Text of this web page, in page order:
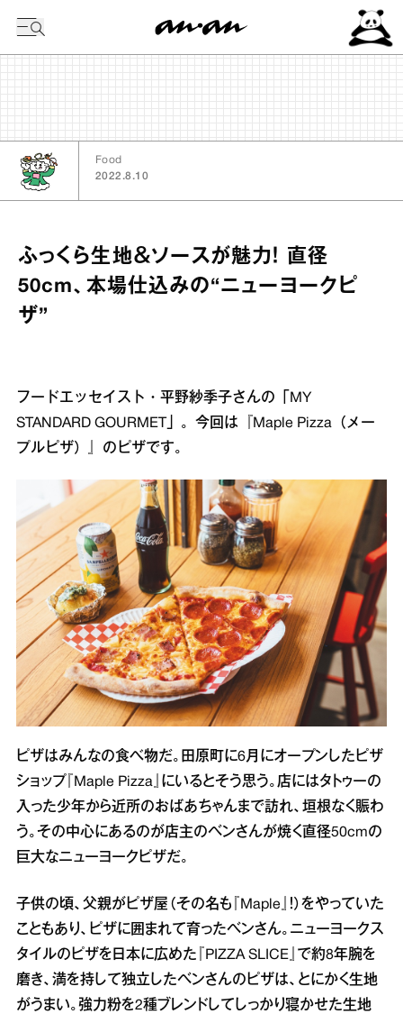
Food
2022.8.10
ふっくら生地＆ソースが魅力！ 直径
50cm、本場仕込みの“ニューヨークピ
ザ”
フードエッセイスト・平野紗季子さんの「MY
STANDARD GOURMET」。今回は『Maple Pizza（メー
プルピザ）』のピザです。
ピザはみんなの食べ物だ。田原町に6月にオープンしたピザ
ショップ『Maple Pizza』にいるとそう思う。店にはタトゥーの
入った少年から近所のおばあちゃんまで訪れ、垣根なく賑わ
う。その中心にあるのが店主のベンさんが焼く直径50cmの
巨大なニューヨークピザだ。
子供の頃、父親がピザ屋（その名も『Maple』！）をやっていた
こともあり、ピザに囲まれて育ったベンさん。ニューヨークス
タイルのピザを日本に広めた『PIZZA SLICE』で約8年腕を
磨き、満を持して独立したベンさんのピザは、とにかく生地
がうまい。強力粉を2種ブレンドしてしっかり寝かせた生地